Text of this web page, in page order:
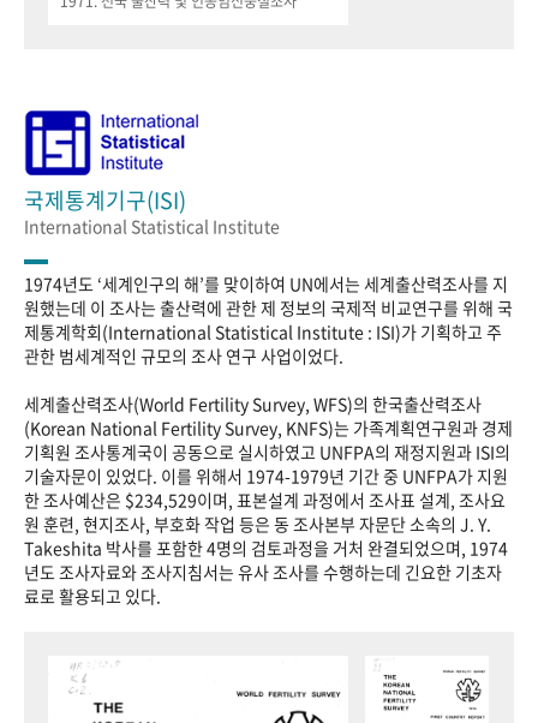
국제통계기구(ISI)
International Statistical Institute
1974년도 ‘세계인구의 해’를 맞이하여 UN에서는 세계출산력조사를 지
원했는데 이 조사는 출산력에 관한 제 정보의 국제적 비교연구를 위해 국
제통계학회(International Statistical Institute : ISI)가 기획하고 주
관한 범세계적인 규모의 조사 연구 사업이었다.
세계출산력조사(World Fertility Survey, WFS)의 한국출산력조사
(Korean National Fertility Survey, KNFS)는 가족계획연구원과 경제
기획원 조사통계국이 공동으로 실시하였고 UNFPA의 재정지원과 ISI의
기술자문이 있었다. 이를 위해서 1974-1979년 기간 중 UNFPA가 지원
한 조사예산은 $234,529이며, 표본설계 과정에서 조사표 설계, 조사요
원 훈련, 현지조사, 부호화 작업 등은 동 조사본부 자문단 소속의 J. Y.
Takeshita 박사를 포함한 4명의 검토과정을 거처 완결되었으며, 1974
년도 조사자료와 조사지침서는 유사 조사를 수행하는데 긴요한 기초자
료로 활용되고 있다.